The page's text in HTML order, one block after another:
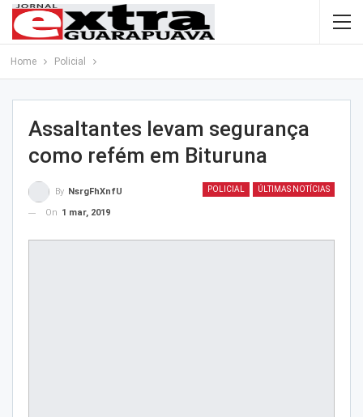
Home Policial
Assaltantes levam segurança
como refém em Bituruna
POLICIAL ÚLTIMAS NOTÍCIAS
By NsrgFhXnfU
On 1 mar, 2019